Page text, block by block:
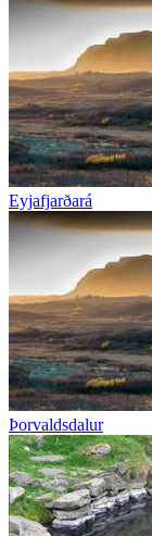
Eyjafjarðará
Þorvaldsdalur